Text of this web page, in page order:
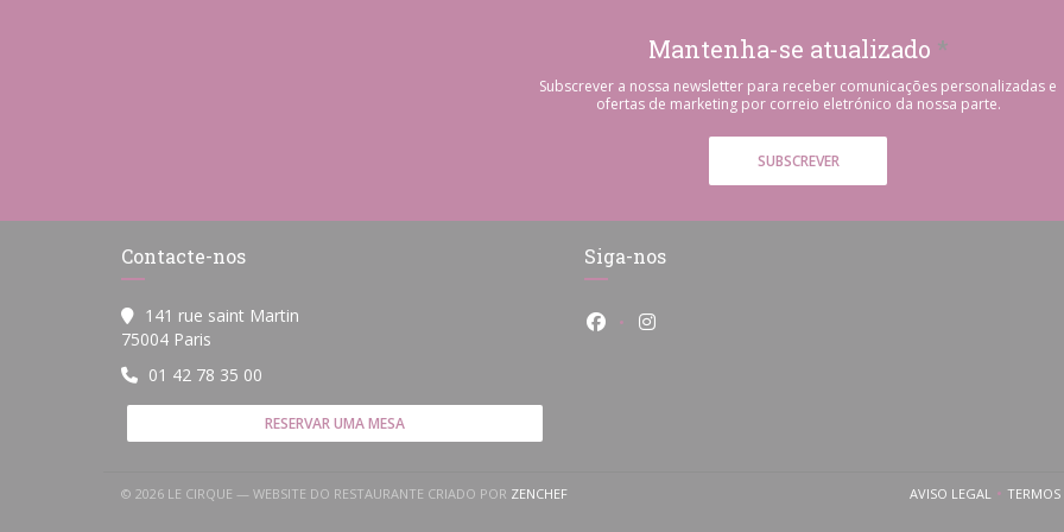
Mantenha-se atualizado *
Subscrever a nossa newsletter para receber comunicações personalizadas e
ofertas de marketing por correio eletrónico da nossa parte.
SUBSCREVER
Contacte-nos
141 rue saint Martin
75004 Paris
01 42 78 35 00
RESERVAR UMA MESA
Siga-nos
Facebook ((abre numa nova janela))
Instagram ((abre numa nova janela))
© 2026 LE CIRQUE — WEBSITE DO RESTAURANTE CRIADO POR ZENCHEF((ABRE NUMA NOVA JANELA)) AVISO LEGAL((ABRE NUMA